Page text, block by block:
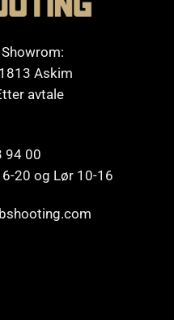
Askim
avtale
94 00
20 og Lør 10-16